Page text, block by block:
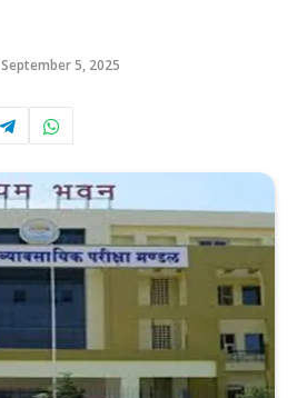
September 5, 2025